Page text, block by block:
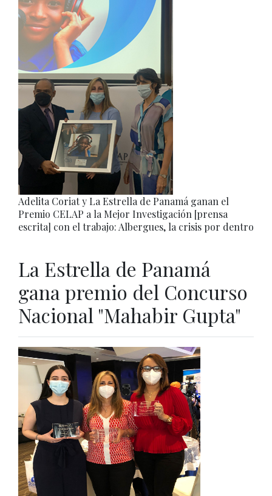
Adelita Coriat y La Estrella de Panamá ganan el
Premio CELAP a la Mejor Investigación [prensa
escrita] con el trabajo: Albergues, la crisis por dentro
La Estrella de Panamá
gana premio del Concurso
Nacional "Mahabir Gupta"